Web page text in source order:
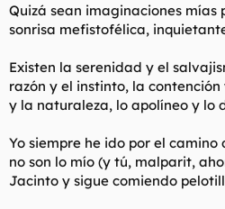
Quizá sean imaginaciones mías
sonrisa mefistofélica,
Existen la serenidad y el
razón y el instinto, la
y la naturaleza, lo apolíneo y lo
Yo siempre he ido por el
no son lo mío (y tú, malparit,
Jacinto y sigue comiendo